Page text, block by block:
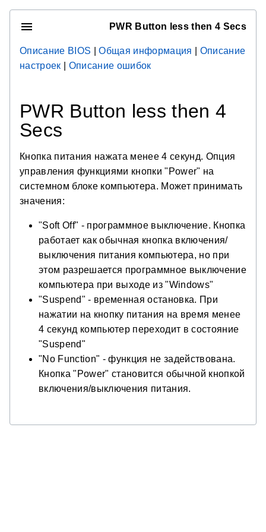
PWR Button less then 4 Secs
Описание BIOS |Общая информация
Описание
настроек
Описание ошибок
PWR Button less then 4
Secs
Кнопка питания нажата менее 4 секунд. Опция
управления функциями кнопки "Power" на
системном блоке компьютера. Может принимать
значения:
"Soft Off" - программное выключение. Кнопка
работает как обычная кнопка включения/
выключения питания компьютера, но при
этом разрешается программное выключение
компьютера при выходе из "Windows"
"Suspend" - временная остановка. При
нажатии на кнопку питания на время менее
4 секунд компьютер переходит в состояние
"Suspend"
"No Function" - функция не задействована.
Кнопка "Power" становится обычной кнопкой
включения/выключения питания.